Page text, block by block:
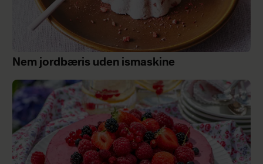
Nem jordbæris uden ismaskine